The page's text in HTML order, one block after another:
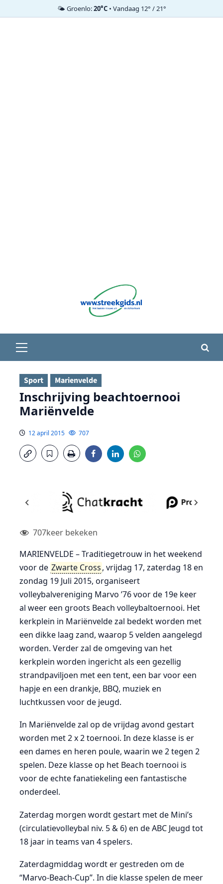
🌤️ Groenlo:20°C• Vandaag 12° / 21°
menu
Sport Marienvelde
Inschrijving beachtoernooi
Mariënvelde
12 april 2015 707
707keer bekeken
MARIENVELDE – Traditiegetrouw in het weekend
voor de Zwarte Cross, vrijdag 17, zaterdag 18 en
zondag 19 Juli 2015, organiseert
volleybalvereniging Marvo ’76 voor de 19e keer
al weer een groots Beach volleybaltoernooi. Het
kerkplein in Mariënvelde zal bedekt worden met
een dikke laag zand, waarop 5 velden aangelegd
worden. Verder zal de omgeving van het
kerkplein worden ingericht als een gezellig
strandpaviljoen met een tent, een bar voor een
hapje en een drankje, BBQ, muziek en
luchtkussen voor de jeugd.
In Mariënvelde zal op de vrijdag avond gestart
worden met 2 x 2 toernooi. In deze klasse is er
een dames en heren poule, waarin we 2 tegen 2
spelen. Deze klasse op het Beach toernooi is
voor de echte fanatiekeling een fantastische
onderdeel.
Zaterdag morgen wordt gestart met de Mini’s
(circulatievolleybal niv. 5 & 6) en de ABC Jeugd tot
18 jaar in teams van 4 spelers.
Zaterdagmiddag wordt er gestreden om de
“Marvo-Beach-Cup”. In die klasse spelen de meer